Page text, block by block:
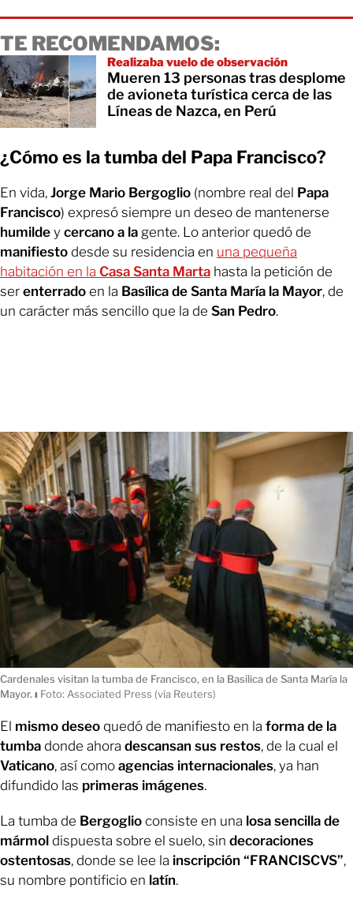
TE RECOMENDAMOS:
Realizaba vuelo de observación
Mueren 13 personas tras desplome
de avioneta turística cerca de las
Líneas de Nazca, en Perú
¿Cómo es la tumba del Papa Francisco?
En vida, Jorge Mario Bergoglio (nombre real del Papa
Francisco) expresó siempre un deseo de mantenerse
humilde y cercano a la gente. Lo anterior quedó de
manifiesto desde su residencia en una pequeña
habitación en la Casa Santa Marta hasta la petición de
ser enterrado en la Basílica de Santa María la Mayor, de
un carácter más sencillo que la de San Pedro.
Cardenales visitan la tumba de Francisco, en la Basílica de Santa María la
Mayor. ı Foto: Associated Press (vía Reuters)
El mismo deseo quedó de manifiesto en la forma de la
tumba donde ahora descansan sus restos, de la cual el
Vaticano, así como agencias internacionales, ya han
difundido las primeras imágenes.
La tumba de Bergoglio consiste en una losa sencilla de
mármol dispuesta sobre el suelo, sin decoraciones
ostentosas, donde se lee la inscripción “FRANCISCVS”,
su nombre pontificio en latín.